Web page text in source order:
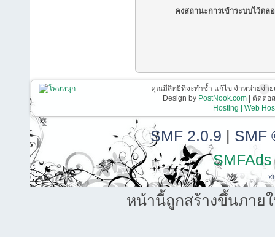
คงสถานะการเข้าระบบไว้ตล
คุณมีสิทธิที่จะทำซ้ำ แก้ไข จำหน่ายจ่า
Design by PostNook.com| ติดต่อส
Hosting | Web
SMF 2.0.9 | SMF
SMFAds
หน้านี้ถูกสร้างขึ้นภาย